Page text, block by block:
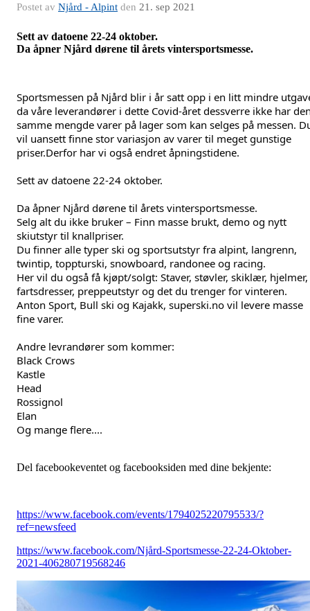
Postet av Njård - Alpint den 21. sep 2021
Sett av datoene 22-24 oktober.
Da åpner Njård dørene til årets vintersportsmesse.
Sportsmessen på Njård blir i år satt opp i en litt mindre
da våre leverandører i dette Covid-året dessverre ikke har
samme mengde varer på lager som kan selges på messen.
vil uansett finne stor variasjon av varer til meget gunstige
priser.Derfor har vi også endret åpningstidene.
Sett av datoene 22-24 oktober.
Da åpner Njård dørene til årets vintersportsmesse.
Selg alt du ikke bruker – Finn masse brukt, demo og nytt
skiutstyr til knallpriser.
Du finner alle typer ski og sportsutstyr fra alpint, langrenn,
twintip, toppturski, snowboard, randonee og racing.
Her vil du også få kjøpt/solgt: Staver, støvler, skiklær, hjelmer,
fartsdresser, preppeutstyr og det du trenger for vinteren.
Anton Sport, Bull ski og Kajakk, superski.no vil levere masse
fine varer.
Andre levrandører som kommer:
Black Crows
Kastle
Head
Rossignol
Elan
Og mange flere....
Del facebookeventet og facebooksiden med dine bekjente:
https://www.facebook.com/events/1794025220795533/?
ref=newsfeed
https://www.facebook.com/Njård-Sportsmesse-22-24-Oktober-
2021-406280719568246